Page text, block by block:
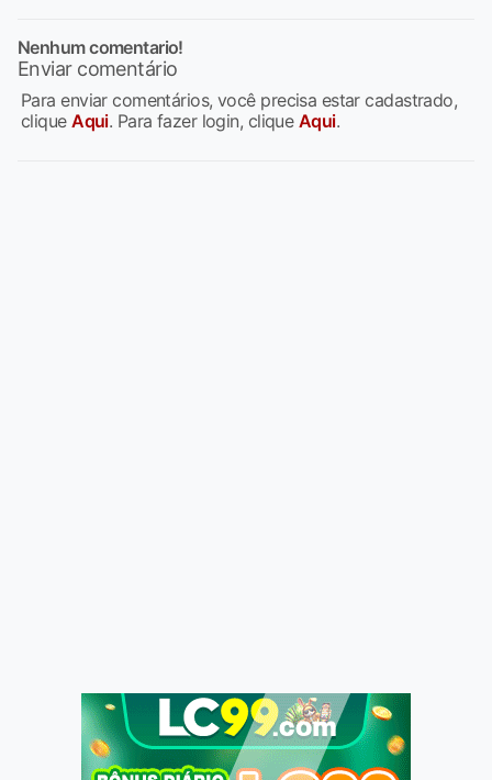
Nenhum comentario!
Enviar comentário
Para enviar comentários, você precisa estar cadastrado,
cliqueAqui. Para fazer login, clique Aqui.